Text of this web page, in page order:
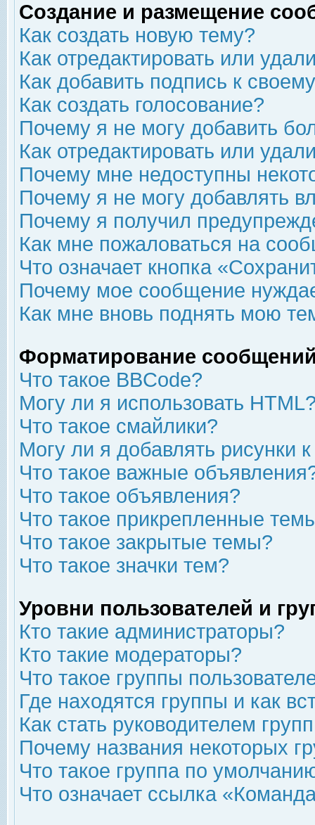
Создание и размещение
Как создать новую тему?
Как отредактировать или
Как добавить подпись к
Как создать голосование?
Почему я не могу добавить
Как отредактировать или
Почему мне недоступны
Почему я не могу добавлять
Почему я получил
Как мне пожаловаться на
Что означает кнопка
Почему мое сообщение
Как мне вновь поднять мою
Форматирование
Что такое BBCode?
Могу ли я использовать
Что такое смайлики?
Могу ли я добавлять рисунки
Что такое важные
Что такое объявления?
Что такое прикрепленные
Что такое закрытые темы?
Что такое значки тем?
Уровни пользователей и
Кто такие администраторы?
Кто такие модераторы?
Что такое группы
Где находятся группы и как
Как стать руководителем
Почему названия некоторых
Что такое группа по
Что означает ссылка